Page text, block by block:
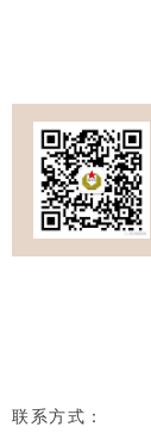
联系方式：